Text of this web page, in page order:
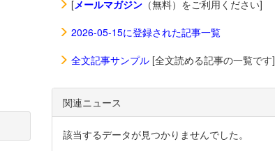
[メールマガジン（無料）をご利用ください]
2026-05-15に登録された記事一覧
全文記事サンプル[全文読める記事の一覧です]
関連ニュース
該当するデータが見つかりませんでした。